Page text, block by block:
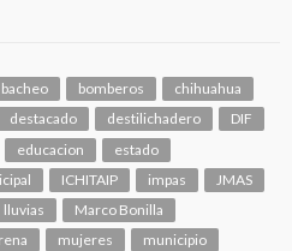
bacheo bomberos
chihuahua
destacado destilichadero
DIF
educacion
estado
ICHITAIP impas
JMAS
lluvias
Marco Bonilla
mujeres
municipio